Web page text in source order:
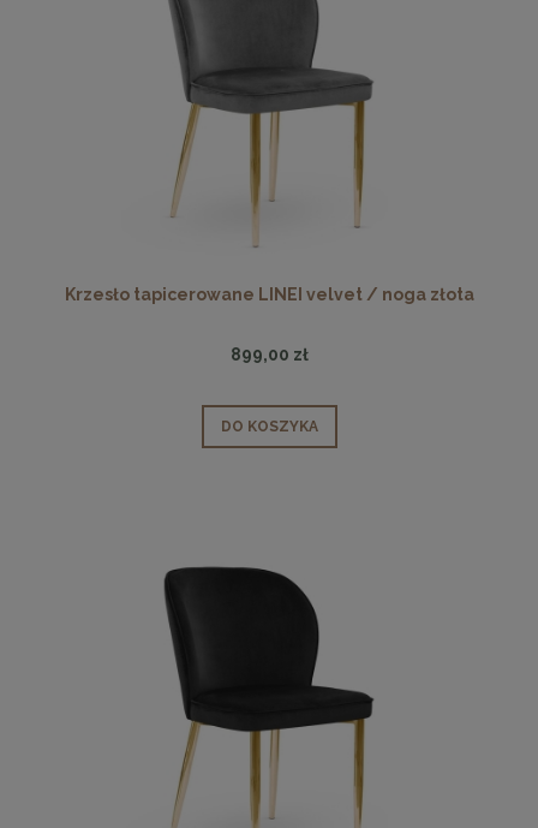
Krzesło tapicerowane LINEI velvet / noga złota
899,00 zł
DO KOSZYKA